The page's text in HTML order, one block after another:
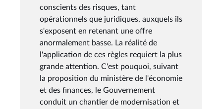
conscients des risques, tant
opérationnels que juridiques, auxquels ils
s'exposent en retenant une offre
anormalement basse. La réalité de
l'application de ces règles requiert la plus
grande attention. C'est pouquoi, suivant
la proposition du ministère de l'économie
et des finances, le Gouvernement
conduit un chantier de modernisation et